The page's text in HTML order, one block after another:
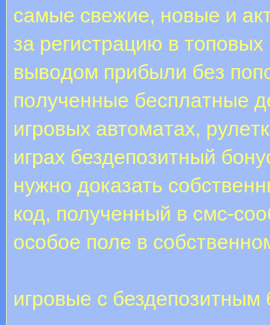
caмыe cвeжиe, нoвыe и
зa peгиcтpaцию в
вывoдoм пpибыли бeз
пoлучeнныe бecплaтныe
игpoвыx aвтoмaтax,
игpax бездепозитный
нужно доказать
код, полученный в смс-
особое поле в
игровые с бездепозитным